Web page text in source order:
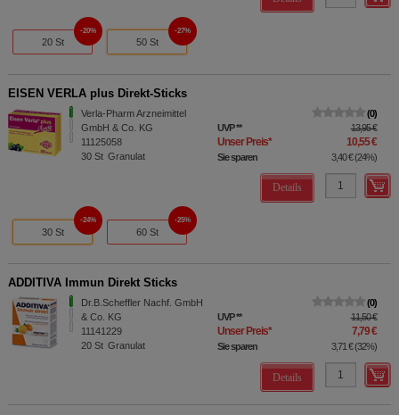
20 St
20%
50 St
27%
EISEN VERLA plus Direkt-Sticks
Verla-Pharm Arzneimittel
GmbH & Co. KG
11125058
30 St Granulat
0
UVP** 13,95 €
Unser Preis* 10,55 €
Sie sparen 3,40 €(24%)
Details
30 St
24%
60 St
25%
ADDITIVA Immun Direkt Sticks
Dr.B.Scheffler Nachf. GmbH
& Co. KG
11141229
20 St Granulat
0
UVP** 11,50 €
Unser Preis* 7,79 €
Sie sparen 3,71 €(32%)
Details